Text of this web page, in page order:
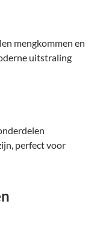
mengkommen en
uitstraling
perfect voor